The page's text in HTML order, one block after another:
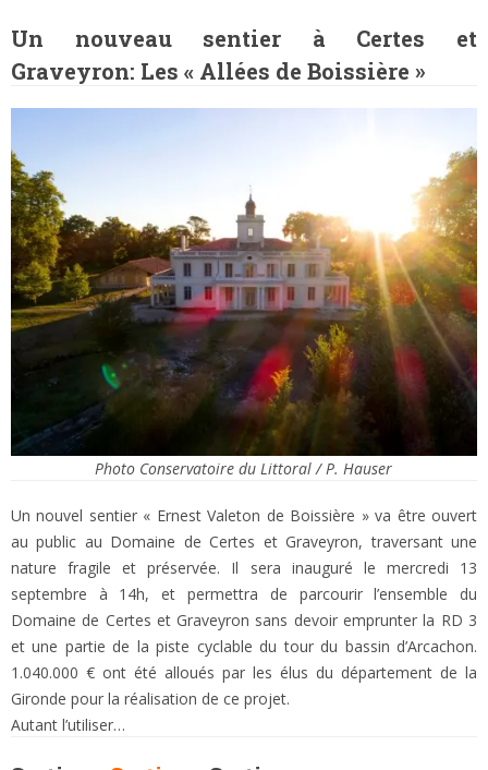
Un nouveau sentier à Certes et
Graveyron: Les « Allées de Boissière »
Photo Conservatoire du Littoral / P. Hauser
Un nouvel sentier « Ernest Valeton de Boissière » va être ouvert
au public au Domaine de Certes et Graveyron, traversant une
nature fragile et préservée. Il sera inauguré le mercredi 13
septembre à 14h, et permettra de parcourir l’ensemble du
Domaine de Certes et Graveyron sans devoir emprunter la RD 3
et une partie de la piste cyclable du tour du bassin d’Arcachon.
1.040.000 € ont été alloués par les élus du département de la
Gironde pour la réalisation de ce projet.
Autant l’utiliser…